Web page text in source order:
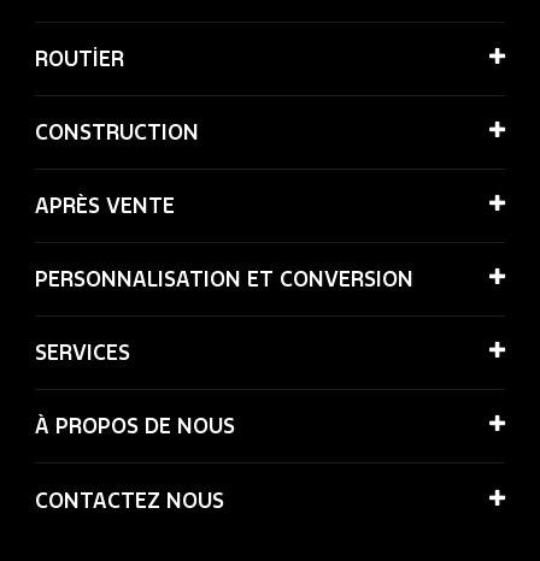
ROUTİER
CONSTRUCTION
APRÈS VENTE
PERSONNALISATION ET CONVERSION
SERVICES
À PROPOS DE NOUS
CONTACTEZ NOUS